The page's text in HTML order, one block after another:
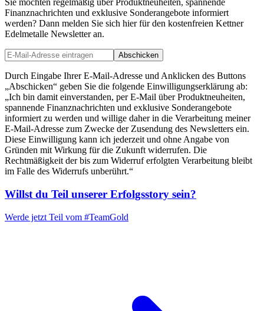
Sie möchten regelmäßig über Produktneuheiten, spannende
Finanznachrichten und exklusive Sonderangebote informiert
werden? Dann melden Sie sich hier für den kostenfreien Kettner
Edelmetalle Newsletter an.
Abschicken
Durch Eingabe Ihrer E-Mail-Adresse und Anklicken des Buttons
„Abschicken“ geben Sie die folgende Einwilligungserklärung ab:
„Ich bin damit einverstanden, per E-Mail über Produktneuheiten,
spannende Finanznachrichten und exklusive Sonderangebote
informiert zu werden und willige daher in die Verarbeitung meiner
E-Mail-Adresse zum Zwecke der Zusendung des Newsletters ein.
Diese Einwilligung kann ich jederzeit und ohne Angabe von
Gründen mit Wirkung für die Zukunft widerrufen. Die
Rechtmäßigkeit der bis zum Widerruf erfolgten Verarbeitung bleibt
im Falle des Widerrufs unberührt.“
Willst du Teil unserer Erfolgsstory sein?
Werde jetzt Teil vom #TeamGold